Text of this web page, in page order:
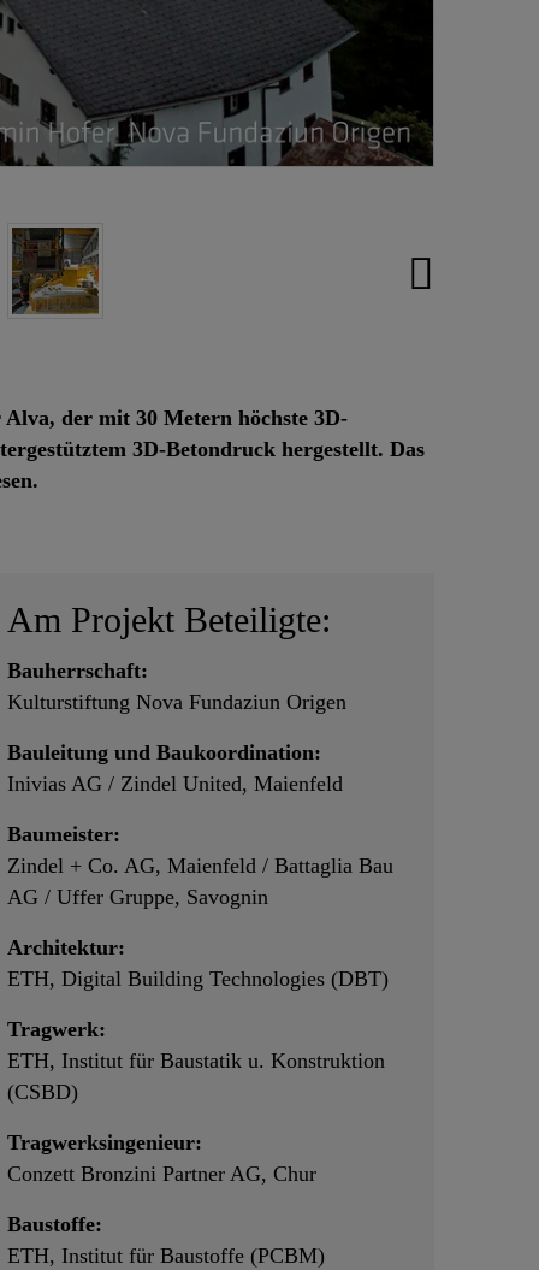
der mit 30 Metern höchste 3D-
3D-Betondruck hergestellt. Das
Am Projekt Beteiligte:
Bauherrschaft:
Kulturstiftung Nova Fundaziun Origen
Bauleitung und Baukoordination:
Inivias AG / Zindel United, Maienfeld
Baumeister:
Zindel + Co. AG, Maienfeld / Battaglia Bau
AG / Uffer Gruppe, Savognin
Architektur:
ETH, Digital Building Technologies (DBT)
Tragwerk:
ETH, Institut für Baustatik u. Konstruktion
(CSBD)
Tragwerksingenieur:
Conzett Bronzini Partner AG, Chur
Baustoffe:
ETH, Institut für Baustoffe (PCBM)